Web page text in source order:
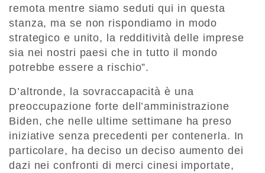
remota mentre siamo seduti qui in questa
stanza, ma se non rispondiamo in modo
strategico e unito, la redditività delle imprese
sia nei nostri paesi che in tutto il mondo
potrebbe essere a rischio”.
D’altronde, la sovraccapacità è una
preoccupazione forte dell’amministrazione
Biden, che nelle ultime settimane ha preso
iniziative senza precedenti per contenerla. In
particolare, ha deciso un deciso aumento dei
dazi nei confronti di merci cinesi importate,